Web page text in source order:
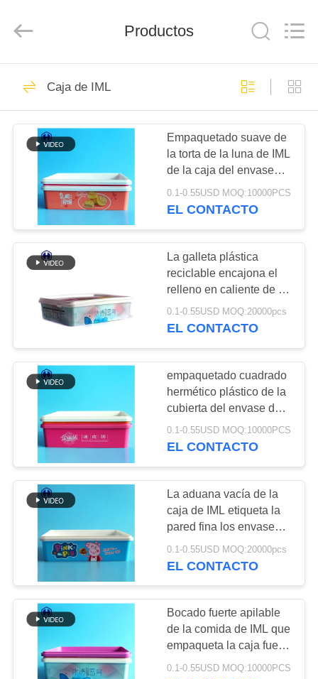
CASA
PRODUCTOS
SOBRE
NOSOTROS
RECORRIDO
FÁBRICA
CONTROL
DE
CALIDAD
CONTACTA
CON
NOSOTROS
NOTICIAS
CASOS
DE
TRABAJO
Packing
Products
Tarro del envase de
plástico
518
Tarro plástico de la
especia
40
Tarro plástico del
cuadrado
29
El ANIMAL
DOMÉSTICO puede
203
Productos
Caja de IML
Empaquetado suave de
la torta de la luna de IML
de la caja del envase
plástico apilable
cuadrado de los PP
0.1-0.55USD MOQ:10000PCS
EL CONTACTO
La galleta plástica
reciclable encajona el
relleno en caliente de la
forma de 2600ml 400g
A4 disponible
0.1-0.55USD MOQ:20000pcs
EL CONTACTO
empaquetado cuadrado
hermético plástico de la
cubierta del envase de
comida de los PP de la
torta de la luna de la
0.1-0.55USD MOQ:10000PCS
EL CONTACTO
La aduana vacía de la
caja de IML etiqueta la
pared fina los envases
plásticos de la galleta
0.1-0.55USD MOQ:20000pcs
EL CONTACTO
Bocado fuerte apilable
de la comida de IML que
empaqueta la caja fuerte
plástica de la microonda
0.1-0.55USD MOQ:10000PCS